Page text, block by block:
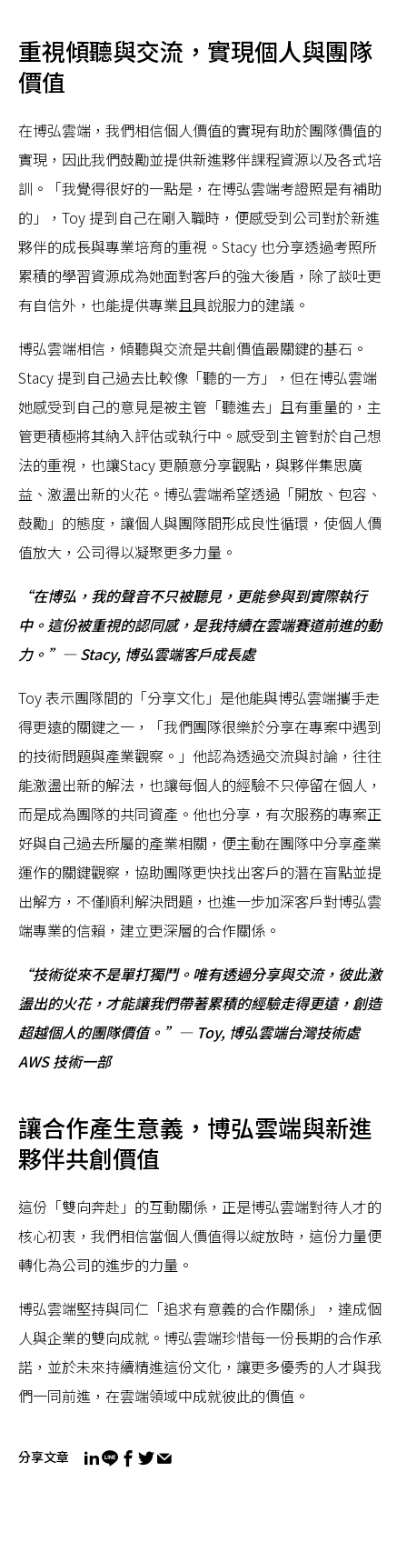
重視傾聽與交流，實現個人與團隊
價值
在博弘雲端，我們相信個人價值的實現有助於團隊價值的
實現，因此我們鼓勵並提供新進夥伴課程資源以及各式培
訓。「我覺得很好的一點是，在博弘雲端考證照是有補助
的」，Toy 提到自己在剛入職時，便感受到公司對於新進
夥伴的成長與專業培育的重視。Stacy 也分享透過考照所
累積的學習資源成為她面對客戶的強大後盾，除了談吐更
有自信外，也能提供專業且具說服力的建議。
博弘雲端相信，傾聽與交流是共創價值最關鍵的基石。
Stacy 提到自己過去比較像「聽的一方」，但在博弘雲端
她感受到自己的意見是被主管「聽進去」且有重量的，主
管更積極將其納入評估或執行中。感受到主管對於自己想
法的重視，也讓Stacy 更願意分享觀點，與夥伴集思廣
益、激盪出新的火花。博弘雲端希望透過「開放、包容、
鼓勵」的態度，讓個人與團隊間形成良性循環，使個人價
值放大，公司得以凝聚更多力量。
“在博弘，我的聲音不只被聽見，更能參與到實際執行
中。這份被重視的認同感，是我持續在雲端賽道前進的動
力。”— Stacy, 博弘雲端客戶成長處
Toy 表示團隊間的「分享文化」是他能與博弘雲端攜手走
得更遠的關鍵之一，「我們團隊很樂於分享在專案中遇到
的技術問題與產業觀察。」他認為透過交流與討論，往往
能激盪出新的解法，也讓每個人的經驗不只停留在個人，
而是成為團隊的共同資產。他也分享，有次服務的專案正
好與自己過去所屬的產業相關，便主動在團隊中分享產業
運作的關鍵觀察，協助團隊更快找出客戶的潛在盲點並提
出解方，不僅順利解決問題，也進一步加深客戶對博弘雲
端專業的信賴，建立更深層的合作關係。
“技術從來不是單打獨鬥。唯有透過分享與交流，彼此激
盪出的火花，才能讓我們帶著累積的經驗走得更遠，創造
超越個人的團隊價值。”— Toy, 博弘雲端台灣技術處
AWS 技術一部
讓合作產生意義，博弘雲端與新進
夥伴共創價值
這份「雙向奔赴」的互動關係，正是博弘雲端對待人才的
核心初衷，我們相信當個人價值得以綻放時，這份力量便
轉化為公司的進步的力量。
博弘雲端堅持與同仁「追求有意義的合作關係」，達成個
人與企業的雙向成就。博弘雲端珍惜每一份長期的合作承
諾，並於未來持續精進這份文化，讓更多優秀的人才與我
們一同前進，在雲端領域中成就彼此的價值。
分享文章